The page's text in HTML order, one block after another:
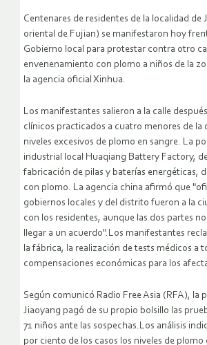
Centenares de residentes de la localidad de
oriental de Fujian) se manifestaron hoy
Gobierno local para protestar contra otro
envenenamiento con plomo a niños de la
la agencia oficial Xinhua.
Los manifestantes salieron a la calle
clínicos practicados a cuatro menores de la
niveles excesivos de plomo en sangre. La
industrial local Huaqiang Battery Factory,
fabricación de pilas y baterías energéticas,
con plomo. La agencia china afirmó que
gobiernos locales y del distrito fueron a la
con los residentes, aunque las dos partes
llegar a un acuerdo".Los manifestantes
la fábrica, la realización de tests médicos a
compensaciones económicas para los
Según comunicó Radio Free Asia (RFA), la
Jiaoyang pagó de su propio bolsillo las
71 niños ante las sospechas.Los análisis
por ciento de los casos los niveles de plomo